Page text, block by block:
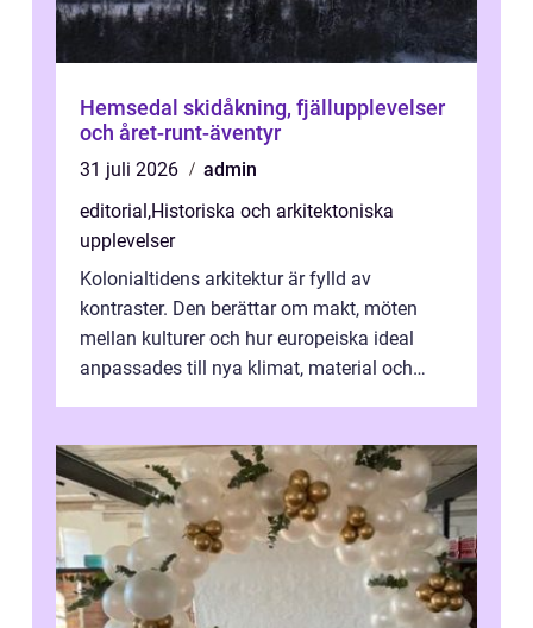
Hemsedal skidåkning, fjällupplevelser
och året-runt-äventyr
31 juli 2026
admin
editorial,Historiska och arkitektoniska
upplevelser
Kolonialtidens arkitektur är fylld av
kontraster. Den berättar om makt, möten
mellan kulturer och hur europeiska ideal
anpassades till nya klimat, material och